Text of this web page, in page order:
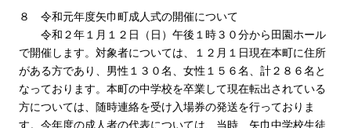
８ 令和元年度矢巾町成人式の開催について
令和２年１月１２日（日）午後１時３０分から田園ホール
で開催します。対象者については、１２月１日現在本町に住所
がある方であり、男性１３０名、女性１５６名、計２８６名と
なっております。本町の中学校を卒業して現在転出されている
方については、随時連絡を受け入場券の発送を行っておりま
す。今年度の成人者の代表については、当時、矢巾中学校生徒